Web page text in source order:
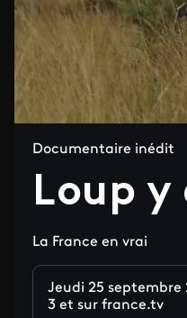
Documentaire inédit
Loup y
La France en vrai
Jeudi 25 septembre
3 et sur france.tv